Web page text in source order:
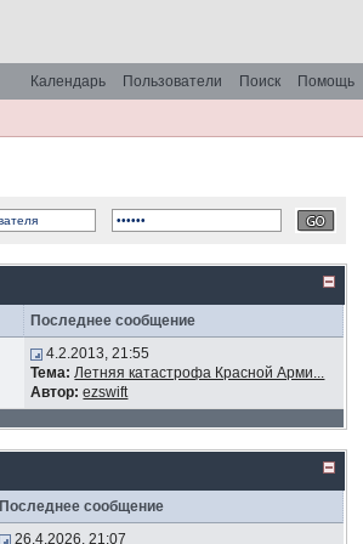
Помощь
Поиск
Пользователи
Календарь
Последнее сообщение
4.2.2013, 21:55
Тема: Летняя катастрофа Красной Арми...
Автор: ezswift
Последнее сообщение
26.4.2026, 21:07